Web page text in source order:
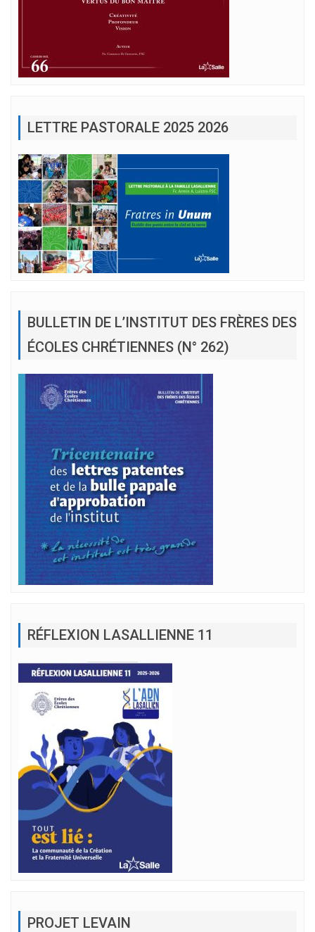
LETTRE PASTORALE 2025 2026
BULLETIN DE L’INSTITUT DES FRÈRES DES
ÉCOLES CHRÉTIENNES (N° 262)
RÉFLEXION LASALLIENNE 11
PROJET LEVAIN